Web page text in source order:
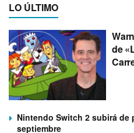
LO ÚLTIMO
de
Nintendo Switch 2 subirá de
septiembre